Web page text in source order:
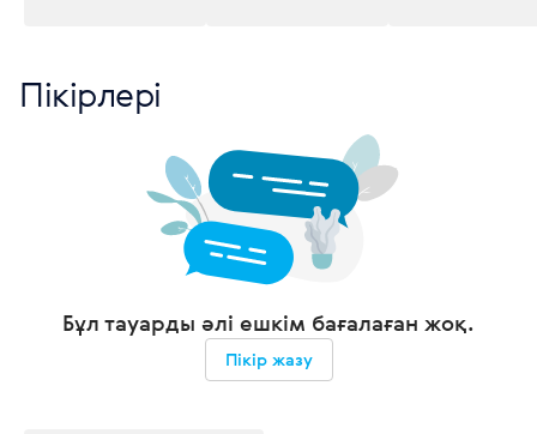
Пікірлері
Бұл тауарды әлі ешкім бағалаған жоқ.
Пікір жазу